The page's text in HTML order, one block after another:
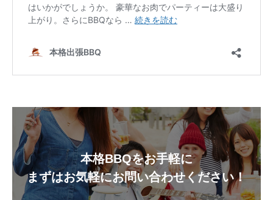
本格BBQをお手軽に
まずはお気軽にお問い合わせください！